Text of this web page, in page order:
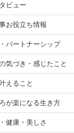
ビュー
お役立ち情報
パートナーシップ
気づき・感じたこと
えること
が楽になる生き方
健康・美しさ